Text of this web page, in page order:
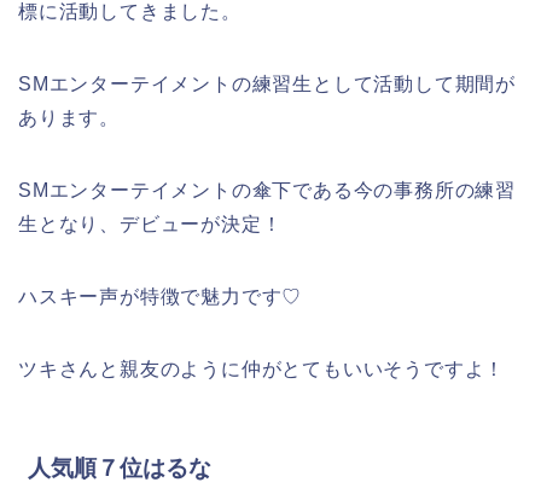
標に活動してきました。
SMエンターテイメントの練習生として活動して期間が
あります。
SMエンターテイメントの傘下である今の事務所の練習
生となり、デビューが決定！
ハスキー声が特徴で魅力です♡
ツキさんと親友のように仲がとてもいいそうですよ！
人気順７位はるな